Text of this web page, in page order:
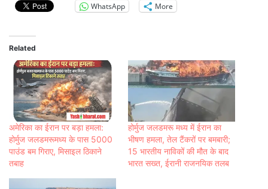
WhatsApp
More
Related
अमेरिका का ईरान पर बड़ा हमला:
होर्मुज जलडमरूमध्य के पास 5000
पाउंड बम गिराए, मिसाइल ठिकाने
तबाह
होर्मुज जलडमरू मध्य में ईरान का
भीषण हमला, तेल टैंकरों पर बमबारी;
15 भारतीय नाविकों की मौत के बाद
भारत सख्त, ईरानी राजनयिक तलब